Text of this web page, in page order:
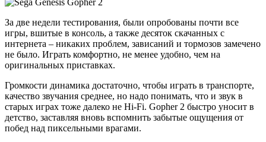
За две недели тестирования, были опробованы почти все
игры, вшитые в консоль, а также десяток скачанных с
интернета – никаких проблем, зависаний и тормозов замечено
не было. Играть комфортно, не менее удобно, чем на
оригинальных приставках.
Громкости динамика достаточно, чтобы играть в транспорте,
качество звучания среднее, но надо понимать, что и звук в
старых играх тоже далеко не Hi-Fi. Gopher 2 быстро уносит в
детство, заставляя вновь вспомнить забытые ощущения от
побед над пиксельными врагами.